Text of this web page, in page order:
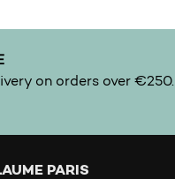
on orders over €250.
PARIS